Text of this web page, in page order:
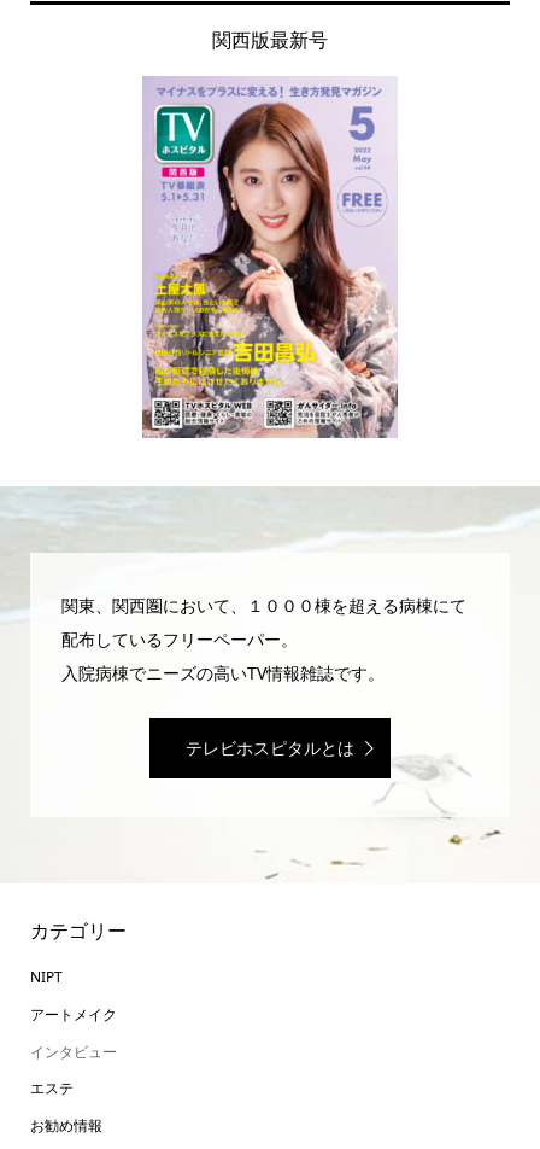
関西版最新号
関東、関西圏において、１０００棟を超える病棟にて
配布しているフリーペーパー。
入院病棟でニーズの高いTV情報雑誌です。
テレビホスピタルとは
カテゴリー
NIPT
アートメイク
インタビュー
エステ
お勧め情報